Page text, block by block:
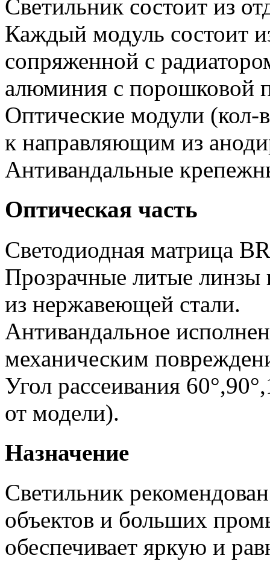
Светильник состоит из
Каждый модуль состоит
сопряженной с
алюминия с порошковой
Оптические модули (кол-
к направляющим из
Антивандальные
Оптическая часть
Светодиодная матрица
Прозрачные литые линзы
из нержавеющей стали.
Антивандальное
механическим
Угол рассеивания
от модели).
Назначение
Светильник
объектов и больших
обеспечивает яркую и